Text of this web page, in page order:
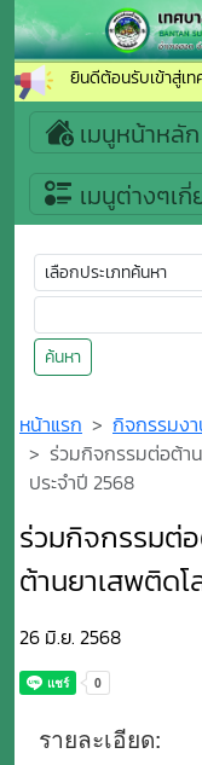
ยินดีต้อนรับเข้าสู่เทศบ
เมนูหน้าหลัก
เมนูต่างๆเ
ค้นหา
หน้าแรก
กิจกรรมง
ร่วมกิจกรรมต่อต้า
ประจำปี 2568
ร่วมกิจกรรมต่
ต้านยาเสพติด
26 มิ.ย. 2568
รายละเอียด: